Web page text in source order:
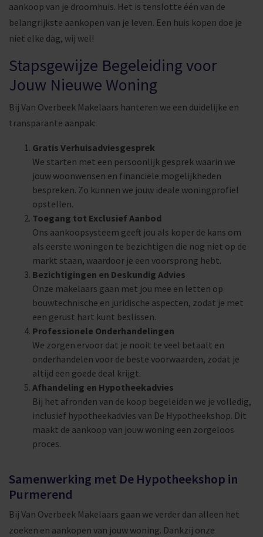
aankoop van je droomhuis. Het is tenslotte één van de
belangrijkste aankopen van je leven. Een huis kopen doe je
niet elke dag, wij wel!
Stapsgewijze Begeleiding voor
Jouw Nieuwe Woning
Bij Van Overbeek Makelaars hanteren we een duidelijke en
transparante aanpak:
Gratis Verhuisadviesgesprek
We starten met een persoonlijk gesprek waarin we
jouw woonwensen en financiële mogelijkheden
bespreken. Zo kunnen we jouw ideale woningprofiel
opstellen.
Toegang tot Exclusief Aanbod
Ons aankoopsysteem geeft jou als koper de kans om
als eerste woningen te bezichtigen die nog niet op de
markt staan, waardoor je een voorsprong hebt.
Bezichtigingen en Deskundig Advies
Onze makelaars gaan met jou mee en letten op
bouwtechnische en juridische aspecten, zodat je met
een gerust hart kunt beslissen.
Professionele Onderhandelingen
We zorgen ervoor dat je nooit te veel betaalt en
onderhandelen voor de beste voorwaarden, zodat je
altijd een goede deal krijgt.
Afhandeling en Hypotheekadvies
Bij het afronden van de koop begeleiden we je volledig,
inclusief hypotheekadvies van De Hypotheekshop. Dit
maakt de aankoop van jouw woning een zorgeloos
proces.
Samenwerking met De Hypotheekshop in
Purmerend
Bij Van Overbeek Makelaars gaan we verder dan alleen het
zoeken en aankopen van jouw woning. Dankzij onze